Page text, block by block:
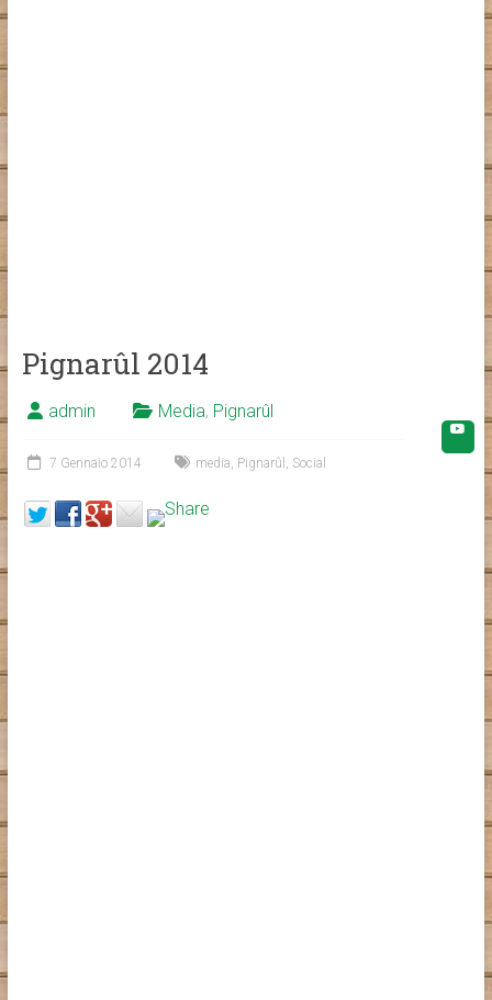
Pignarûl 2014
admin Media, Pignarûl
7 Gennaio 2014 media, Pignarûl , Social